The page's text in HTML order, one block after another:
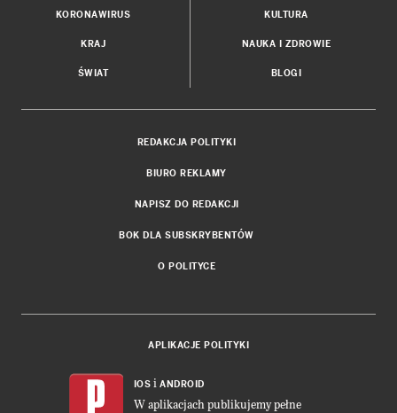
KORONAWIRUS
KRAJ
ŚWIAT
KULTURA
NAUKA I ZDROWIE
BLOGI
REDAKCJA POLITYKI
BIURO REKLAMY
NAPISZ DO REDAKCJI
BOK DLA SUBSKRYBENTÓW
O POLITYCE
APLIKACJE POLITYKI
IOS i ANDROID
W aplikacjach publikujemy pełne